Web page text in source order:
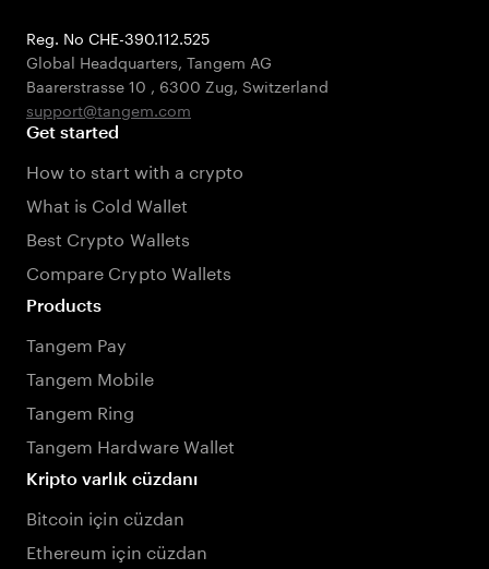
Reg. No CHE-390.112.525
Global Headquarters, Tangem AG
Baarerstrasse 10 , 6300 Zug, Switzerland
support@tangem.com
Get started
How to start with a crypto
What is Cold Wallet
Best Crypto Wallets
Compare Crypto Wallets
Products
Tangem Pay
Tangem Mobile
Tangem Ring
Tangem Hardware Wallet
Kripto varlık cüzdanı
Bitcoin için cüzdan
Ethereum için cüzdan